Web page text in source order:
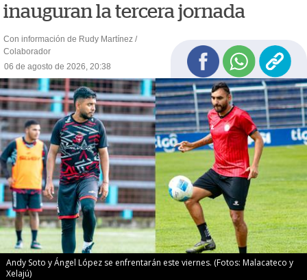
inauguran la tercera jornada
Con información de Rudy Martínez /
Colaborador
06 de agosto de 2026, 20:38
Andy Soto y Ángel López se enfrentarán este viernes. (Fotos: Malacateco y
Xelajú)